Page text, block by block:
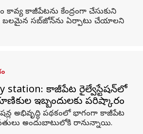
కాజీపేటను కేంద్రంగా చేసుకుని
బలమైన సబ్‌జోన్‌ను ఏర్పాటు చేయాలని
station: కాజీపేట రైల్వేస్టేషన్‌లో
ఇబ్బందులకు పరిష్కారం
అభివృద్ధి పథకంలో భాగంగా కాజీపేట
అందుబాటులోకి రానున్నాయి.